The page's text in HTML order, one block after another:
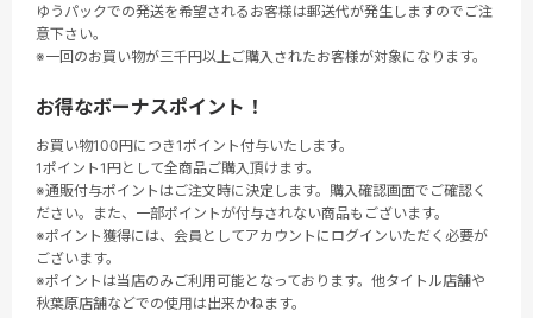
ゆうパックでの発送を希望されるお客様は郵送代が発生しますのでご注
意下さい。
※一回のお買い物が三千円以上ご購入されたお客様が対象になります。
お得なボーナスポイント！
お買い物100円につき1ポイント付与いたします。
1ポイント1円として全商品ご購入頂けます。
※通販付与ポイントはご注文時に決定します。購入確認画面でご確認く
ださい。また、一部ポイントが付与されない商品もございます。
※ポイント獲得には、会員としてアカウントにログインいただく必要が
ございます。
※ポイントは当店のみご利用可能となっております。他タイトル店舗や
秋葉原店舗などでの使用は出来かねます。